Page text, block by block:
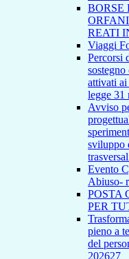
BORSE
REATI
Viaggi
Percorsi
attivati ai
legge 31
Avviso
sviluppo
Evento
Abiuso-
POSTA
PER
pieno a
del
202627